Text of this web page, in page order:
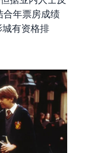
合年票房成绩
有资格排